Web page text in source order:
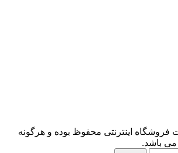
فروشگاه اینترنتی محفوظ بوده و هرگونه
می باشد.